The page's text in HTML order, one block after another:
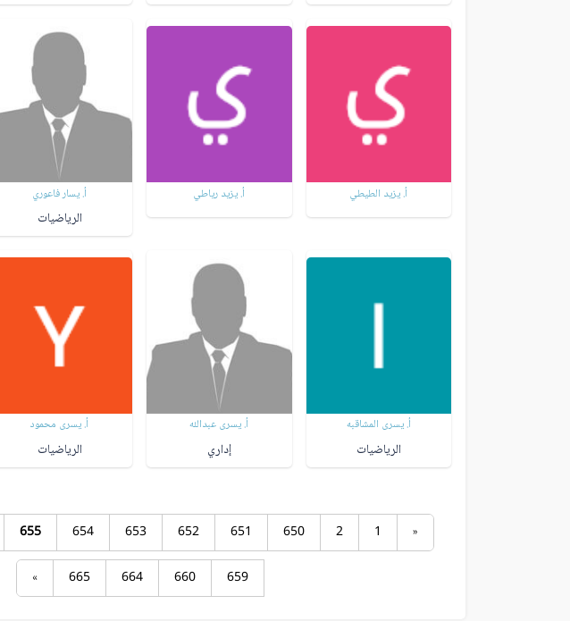
أ. يزيد الطيطي أ. يزيد رياطي أ. يسار فاعوري
الرياضيات
أ. يسرى المشاقبه
الرياضيات
أ. يسرى عبدالله
إداري
أ. يسرى محمود
الرياضيات
«
1
2
650
651
652
653
654
655
659
660
664
665
»